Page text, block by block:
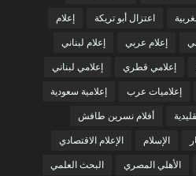
اعتزال أبو تريكة إعلام
إعلام عربي إعلام لبناني
إعلامي قطري إعلامي لبناني
إعلاميات عرب إعلامية سعودية
أفلام نسرين طافش
الإسلام الإعلام الاقتصادي
الأهلي المصري البحث العلمي